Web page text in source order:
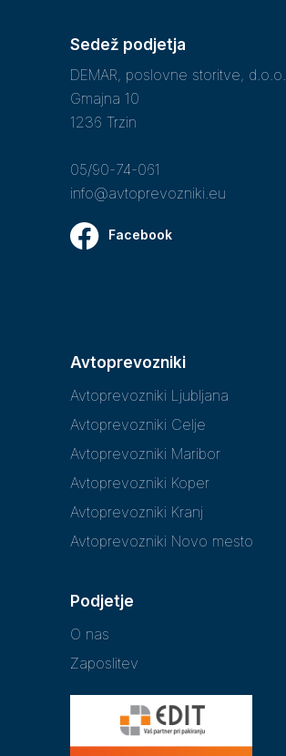
Sedež podjetja
DEMAR, poslovne storitve, d.o.o.
Gmajna 10
1236 Trzin
05/90-74-061
info@avtoprevozniki.eu
Facebook
Avtoprevozniki
Avtoprevozniki Ljubljana
Avtoprevozniki Celje
Avtoprevozniki Maribor
Avtoprevozniki Koper
Avtoprevozniki Kranj
Avtoprevozniki Novo mesto
Podjetje
O nas
Zaposlitev